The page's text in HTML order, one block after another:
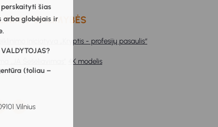
šias
arba globėjais ir
(toliau –
Vilnius
GALIMYBĖS
iniciatyva „Kryptis - profesijų pasaulis“
4K modelis